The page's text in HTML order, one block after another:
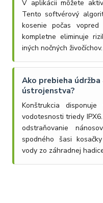
V aplikácii môžete
Tento softvérový
kosenie počas
kompletne eliminuje
iných nočných živočíchov.
Ako prebieha údržba
ústrojenstva?
Konštrukcia
vodotesnosti triedy
odstraňovanie
spodného šasi
vody zo záhradnej